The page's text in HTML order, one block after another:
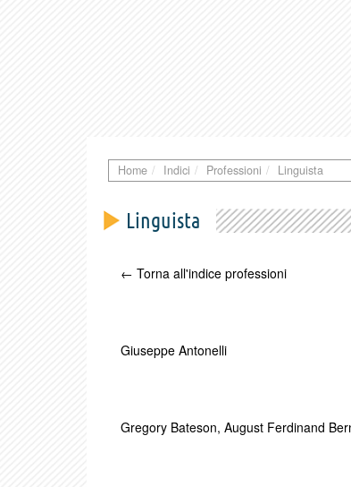
Home Indici Professioni Linguista
Linguista
← Torna all'indice professioni
Giuseppe Antonelli
Gregory Bateson, August Ferdinand